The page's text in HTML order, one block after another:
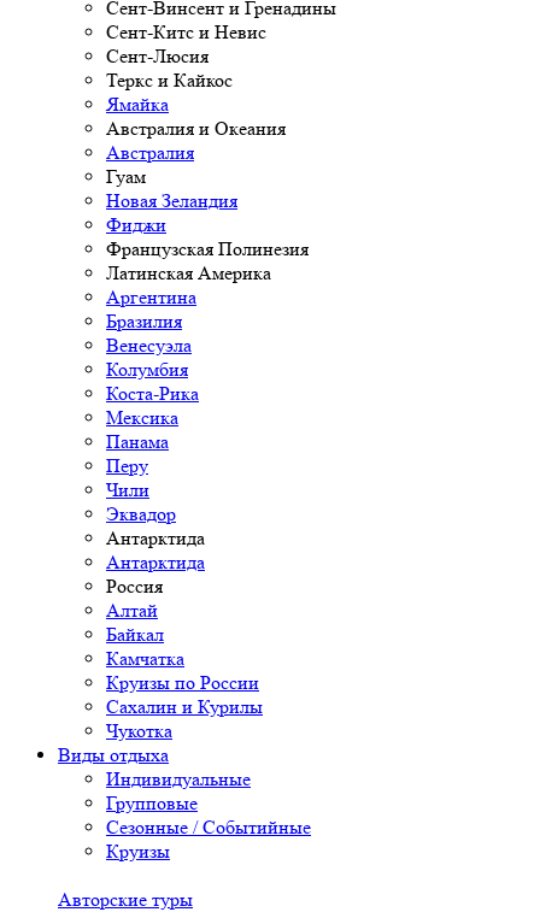
Сент-Винсент и Гренадины
Сент-Китс и Невис
Сент-Люсия
Теркс и Кайкос
Ямайка
Австралия и Океания
Австралия
Гуам
Новая Зеландия
Фиджи
Французская Полинезия
Латинская Америка
Аргентина
Бразилия
Венесуэла
Колумбия
Коста-Рика
Мексика
Панама
Перу
Чили
Эквадор
Антарктида
Антарктида
Россия
Алтай
Байкал
Камчатка
Круизы по России
Сахалин и Курилы
Чукотка
Виды отдыха
Индивидуальные
Групповые
Сезонные / Событийные
Круизы
Авторские туры